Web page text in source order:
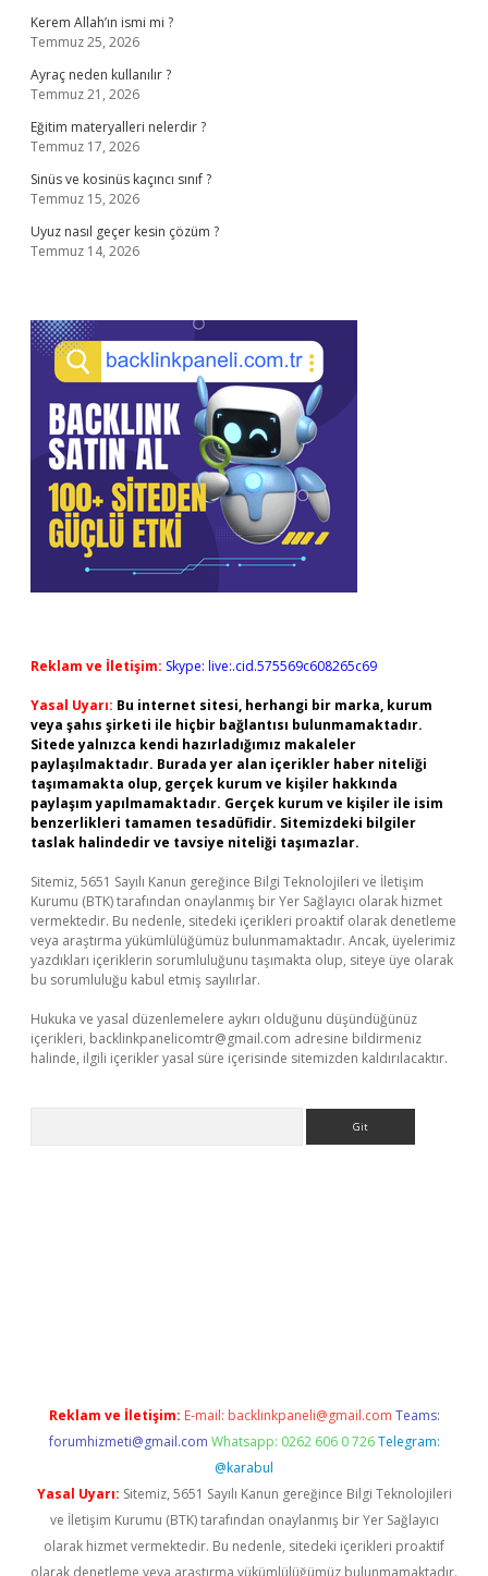
Kerem Allah’ın ismi mi ?
Temmuz 25, 2026
Ayraç neden kullanılır ?
Temmuz 21, 2026
Eğitim materyalleri nelerdir ?
Temmuz 17, 2026
Sinüs ve kosinüs kaçıncı sınıf ?
Temmuz 15, 2026
Uyuz nasıl geçer kesin çözüm ?
Temmuz 14, 2026
Reklam ve İletişim: Skype: live:.cid.575569c608265c69
Yasal Uyarı: Bu internet sitesi, herhangi bir marka, kurum
veya şahıs şirketi ile hiçbir bağlantısı bulunmamaktadır.
Sitede yalnızca kendi hazırladığımız makaleler
paylaşılmaktadır. Burada yer alan içerikler haber niteliği
taşımamakta olup, gerçek kurum ve kişiler hakkında
paylaşım yapılmamaktadır. Gerçek kurum ve kişiler ile isim
benzerlikleri tamamen tesadüfidir. Sitemizdeki bilgiler
taslak halindedir ve tavsiye niteliği taşımazlar.
Sitemiz, 5651 Sayılı Kanun gereğince Bilgi Teknolojileri ve İletişim
Kurumu (BTK) tarafından onaylanmış bir Yer Sağlayıcı olarak hizmet
vermektedir. Bu nedenle, sitedeki içerikleri proaktif olarak denetleme
veya araştırma yükümlülüğümüz bulunmamaktadır. Ancak, üyelerimiz
yazdıkları içeriklerin sorumluluğunu taşımakta olup, siteye üye olarak
bu sorumluluğu kabul etmiş sayılırlar.
Hukuka ve yasal düzenlemelere aykırı olduğunu düşündüğünüz
içerikleri, backlinkpanelicomtr@gmail.com adresine bildirmeniz
halinde, ilgili içerikler yasal süre içerisinde sitemizden kaldırılacaktır.
Reklam ve İletişim: E-mail: backlinkpaneli@gmail.com Teams:
forumhizmeti@gmail.com Whatsapp: 0262 606 0 726 Telegram:
@karabul
Yasal Uyarı: Sitemiz, 5651 Sayılı Kanun gereğince Bilgi Teknolojileri
ve İletişim Kurumu (BTK) tarafından onaylanmış bir Yer Sağlayıcı
olarak hizmet vermektedir. Bu nedenle, sitedeki içerikleri proaktif
olarak denetleme veya araştırma yükümlülüğümüz bulunmamaktadır.